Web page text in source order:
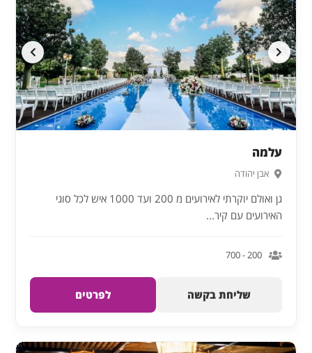
עלמה
אבן יהודה
גן ואולם יוקרתי לאירועים מ 200 ועד 1000 איש לכל סוגי
האירועים עם קיר...
200 - 700
שליחת בקשה לפרטים